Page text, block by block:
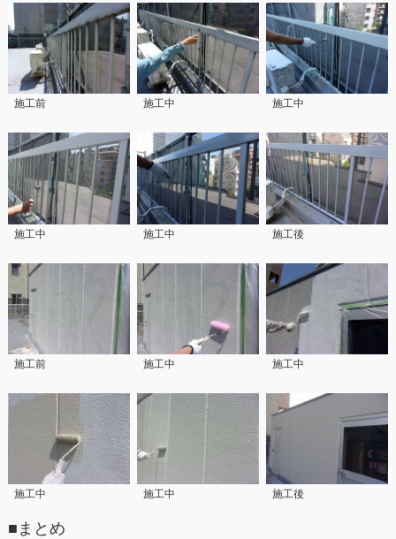
施工前 施工中 施工中
施工中 施工中 施工後
施工前 施工中 施工中
施工中 施工中 施工後
■まとめ